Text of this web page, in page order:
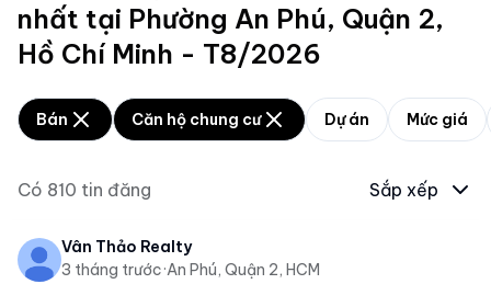
nhất tại Phường An Phú, Quận 2,
Hồ Chí Minh - T8/2026
Bán Căn hộ chung cư Dự án Mức giá
Có 810 tin đăng Sắp xếp
Vân Thảo Realty
3 tháng trước·An Phú, Quận 2, HCM